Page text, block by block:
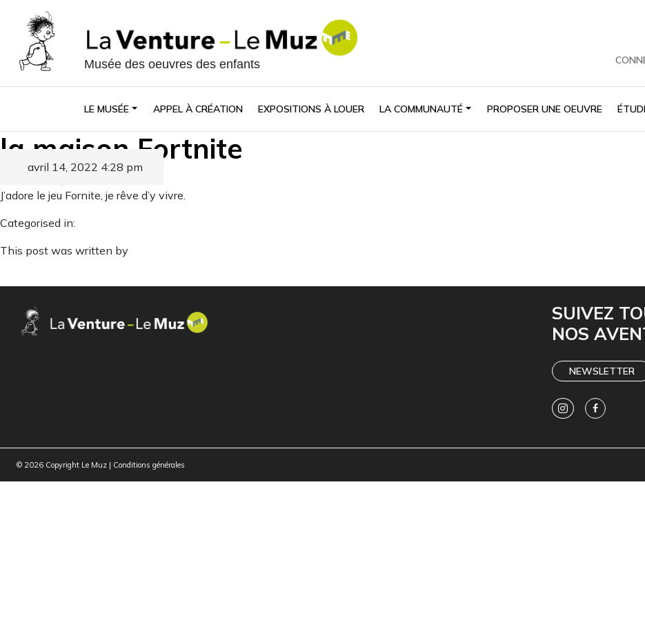
Musée des oeuvres des enfants
LE MUSÉE APPEL À CRÉATION EXPOSITIONS À LOUER LA COMMUNAUTÉ PROPOSER UNE OEUVRE
la maison Fortnite
avril 14, 2022 4:28 pm
J’adore le jeu Fornite, je rêve d’y vivre.
Categorised in:
This post was written by
SUIVEZ
NOS
NEWSLETTER
© 2026 Copyright Le Muz | Conditions générales